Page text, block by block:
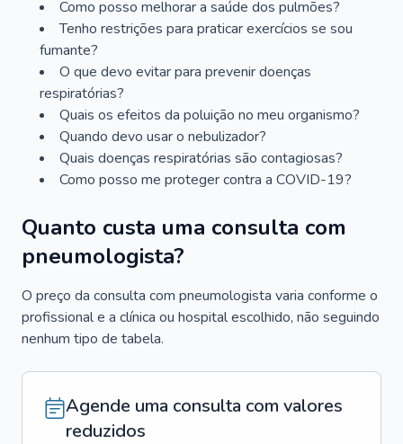
Como posso melhorar a saúde dos pulmões?
Tenho restrições para praticar exercícios se sou
fumante?
O que devo evitar para prevenir doenças
respiratórias?
Quais os efeitos da poluição no meu organismo?
Quando devo usar o nebulizador?
Quais doenças respiratórias são contagiosas?
Como posso me proteger contra a COVID-19?
Quanto custa uma consulta com
pneumologista?
O preço da consulta com pneumologista varia conforme o
profissional e a clínica ou hospital escolhido, não seguindo
nenhum tipo de tabela.
Agende uma consulta com valores
reduzidos